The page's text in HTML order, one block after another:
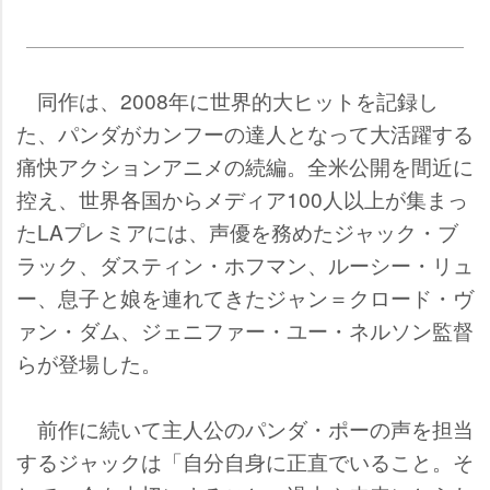
同作は、2008年に世界的大ヒットを記録し
た、パンダがカンフーの達人となって大活躍する
痛快アクションアニメの続編。全米公開を間近に
控え、世界各国からメディア100人以上が集まっ
たLAプレミアには、声優を務めたジャック・ブ
ラック、ダスティン・ホフマン、ルーシー・リュ
ー、息子と娘を連れてきたジャン＝クロード・ヴ
ァン・ダム、ジェニファー・ユー・ネルソン監督
らが登場した。
前作に続いて主人公のパンダ・ポーの声を担当
するジャックは「自分自身に正直でいること。そ